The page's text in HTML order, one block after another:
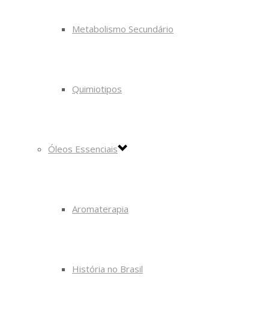
Metabolismo Secundário
Quimiotipos
Óleos Essenciais
Aromaterapia
História no Brasil